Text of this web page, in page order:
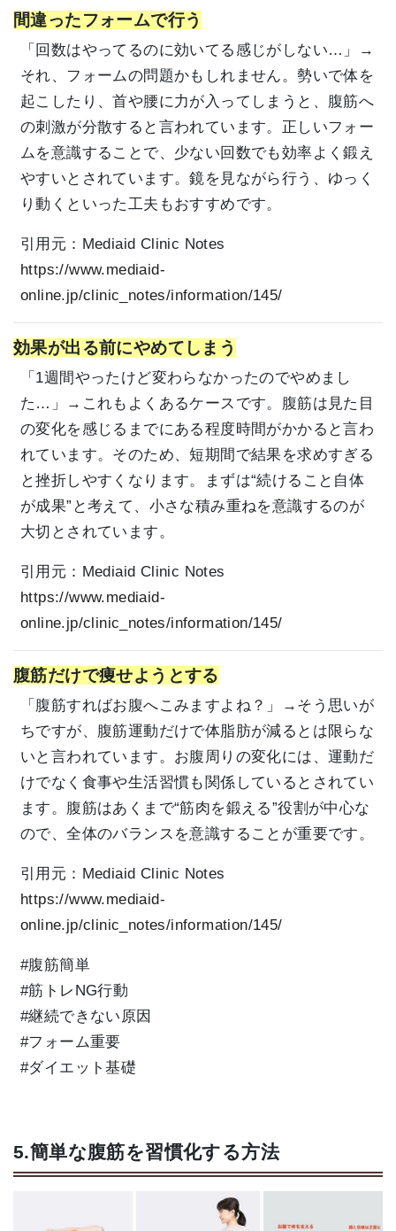
間違ったフォームで行う
「回数はやってるのに効いてる感じがしない…」→
それ、フォームの問題かもしれません。勢いで体を
起こしたり、首や腰に力が入ってしまうと、腹筋へ
の刺激が分散すると言われています。正しいフォー
ムを意識することで、少ない回数でも効率よく鍛え
やすいとされています。鏡を見ながら行う、ゆっく
り動くといった工夫もおすすめです。
引用元： Mediaid Clinic Notes
https://www.mediaid-
online.jp/clinic_notes/information/145/
効果が出る前にやめてしまう
「1週間やったけど変わらなかったのでやめまし
た…」→これもよくあるケースです。腹筋は見た目
の変化を感じるまでにある程度時間がかかると言わ
れています。そのため、短期間で結果を求めすぎる
と挫折しやすくなります。まずは“続けること自体
が成果”と考えて、小さな積み重ねを意識するのが
大切とされています。
引用元： Mediaid Clinic Notes
https://www.mediaid-
online.jp/clinic_notes/information/145/
腹筋だけで痩せようとする
「腹筋すればお腹へこみますよね？」→そう思いが
ちですが、腹筋運動だけで体脂肪が減るとは限らな
いと言われています。お腹周りの変化には、運動だ
けでなく食事や生活習慣も関係しているとされてい
ます。腹筋はあくまで“筋肉を鍛える”役割が中心な
ので、全体のバランスを意識することが重要です。
引用元： Mediaid Clinic Notes
https://www.mediaid-
online.jp/clinic_notes/information/145/
#腹筋簡単
#筋トレNG行動
#継続できない原因
#フォーム重要
#ダイエット基礎
5.簡単な腹筋を習慣化する方法